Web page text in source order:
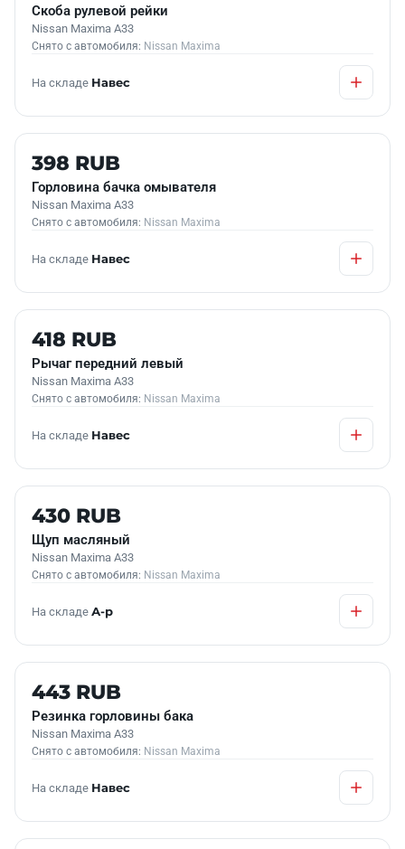
Скоба рулевой рейки
Nissan Maxima A33
Снято с автомобиля: Nissan Maxima
На складе Навес
Б/У В НАЛИЧИИ
398 RUB
Горловина бачка омывателя
Nissan Maxima A33
Снято с автомобиля: Nissan Maxima
На складе Навес
Б/У В НАЛИЧИИ
418 RUB
Рычаг передний левый
Nissan Maxima A33
Снято с автомобиля: Nissan Maxima
На складе Навес
Б/У В НАЛИЧИИ
430 RUB
Щуп масляный
Nissan Maxima A33
Снято с автомобиля: Nissan Maxima
На складе А-р
Б/У В НАЛИЧИИ
443 RUB
Резинка горловины бака
Nissan Maxima A33
Снято с автомобиля: Nissan Maxima
На складе Навес